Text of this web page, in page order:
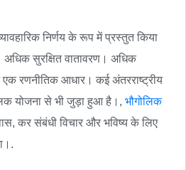
निर्णय के रूप में प्रस्तुत किया
सुरक्षित वातावरण। अधिक
रणनीतिक आधार। कई अंतरराष्ट्रीय
योजना से भी जुड़ा हुआ है।, भौगोलिक
कर संबंधी विचार और भविष्य के लिए